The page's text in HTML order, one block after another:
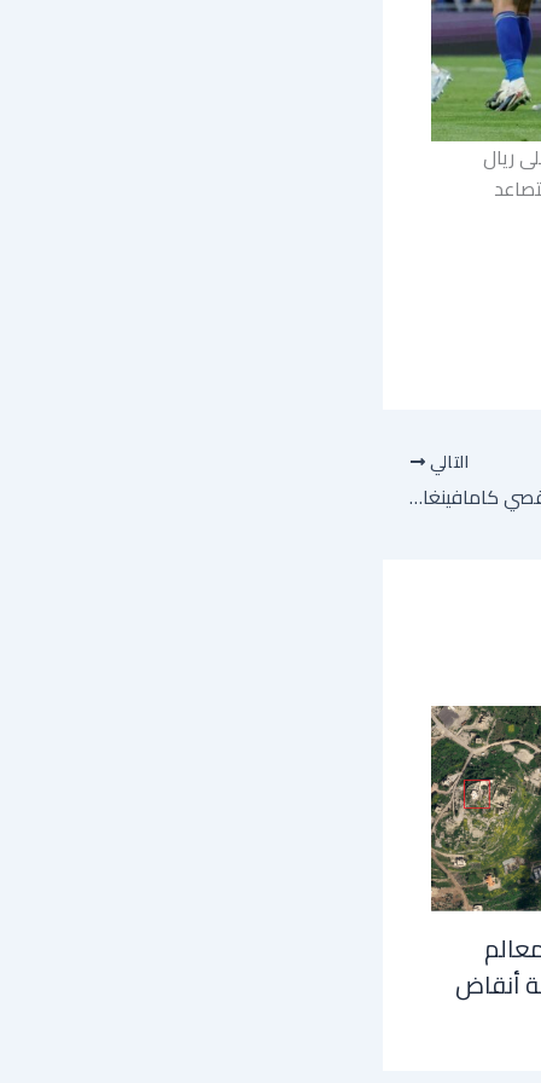
ريال
التالي
مونديال 2026: ديشان يقصي كامافينغا وكولو مواني من قائمة منتخب فرنسا
أنقاض